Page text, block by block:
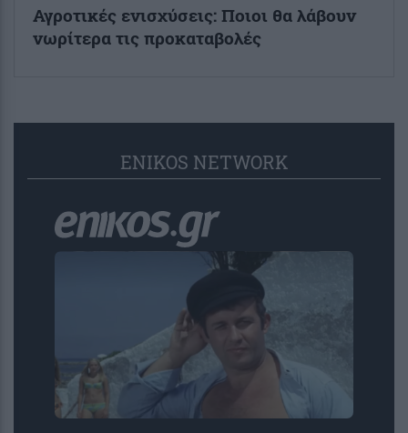
Αγροτικές ενισχύσεις: Ποιοι θα λάβουν
νωρίτερα τις προκαταβολές
ENIKOS NETWORK